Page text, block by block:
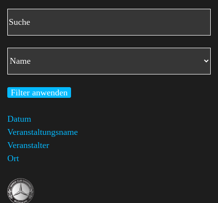
Filter anwenden
Datum
Veranstaltungsname
Veranstalter
Ort